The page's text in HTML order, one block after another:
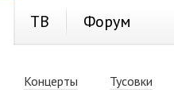
ТВ Форум
Концерты Тусовки